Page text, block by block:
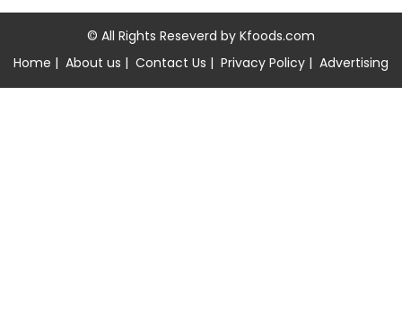
© All Rights Reseverd by Kfoods.com
Home | About us | Contact Us | Privacy Policy | Advertising